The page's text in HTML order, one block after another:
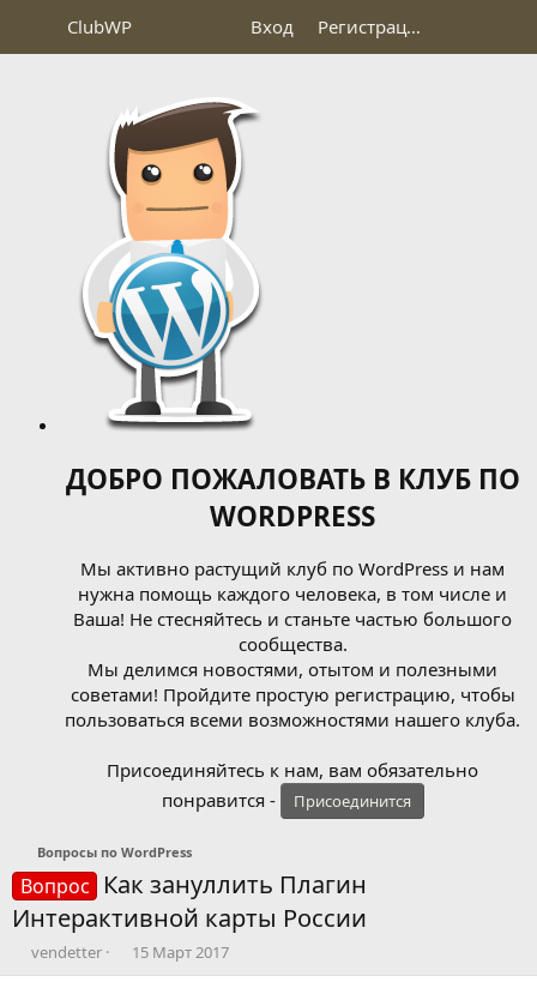
ClubWP Вход Регистрация
ДОБРО ПОЖАЛОВАТЬ В КЛУБ ПО
WORDPRESS
Мы активно растущий клуб по WordPress и нам
нужна помощь каждого человека, в том числе и
Ваша! Не стесняйтесь и станьте частью большого
сообщества.
Мы делимся новостями, отытом и полезными
советами! Пройдите простую регистрацию, чтобы
пользоваться всеми возможностями нашего клуба.
Присоединяйтесь к нам, вам обязательно
понравится -
Присоединится
Вопросы по WordPress
Вопрос
Как зануллить Плагин
Интерактивной карты России
А
в
vendetter
Д
а
15 Март 2017